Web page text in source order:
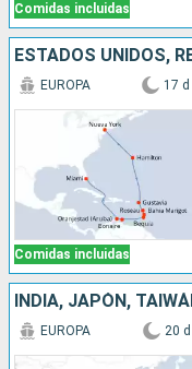
Comidas incluidas
Comidas incluidas
EUROPA 17 d
INDIA, JAPÓN,
EUROPA 20 d